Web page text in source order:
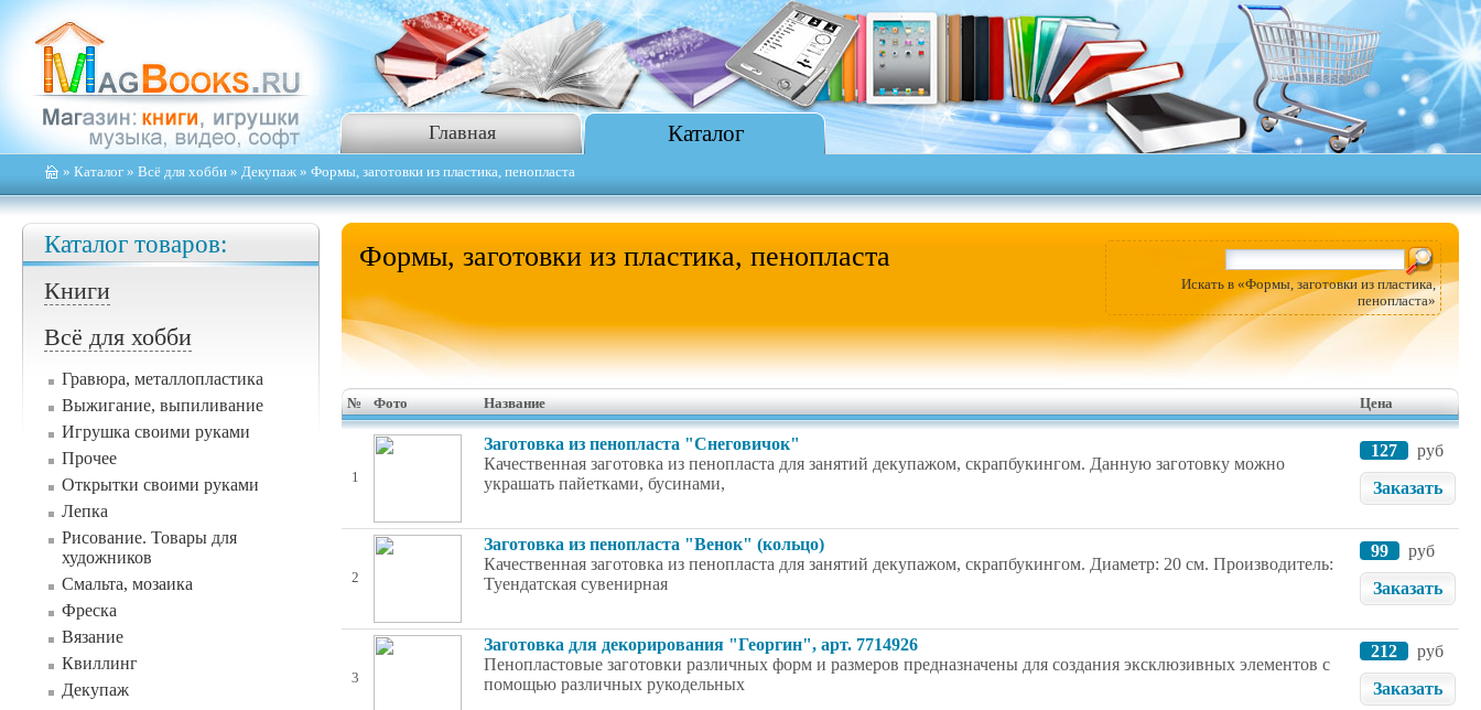
Главная Каталог
» Каталог » Всё для хобби » Декупаж » Формы, заготовки из пластика, пенопласта
Каталог товаров:
Книги
Всё для хобби
Гравюра, металлопластика
Выжигание, выпиливание
Игрушка своими руками
Прочее
Открытки своими руками
Лепка
Рисование. Товары для
художников
Смальта, мозаика
Фреска
Вязание
Квиллинг
Декупаж
Формы, заготовки из пластика, пенопласта
Искать в «Формы, заготовки из пластика,
пенопласта»
№ Фото Название Цена
1
Заготовка из пенопласта "Снеговичок"
Качественная заготовка из пенопласта для занятий декупажом, скрапбукингом. Данную заготовку можно
украшать пайетками, бусинами,
127
руб
Заказать
2
Заготовка из пенопласта "Венок" (кольцо)
Качественная заготовка из пенопласта для занятий декупажом, скрапбукингом. Диаметр: 20 см. Производитель:
Туендатская сувенирная
99
руб
Заказать
3
Заготовка для декорирования "Георгин", арт. 7714926
Пенопластовые заготовки различных форм и размеров предназначены для создания эксклюзивных элементов с
помощью различных рукодельных
212
руб
Заказать